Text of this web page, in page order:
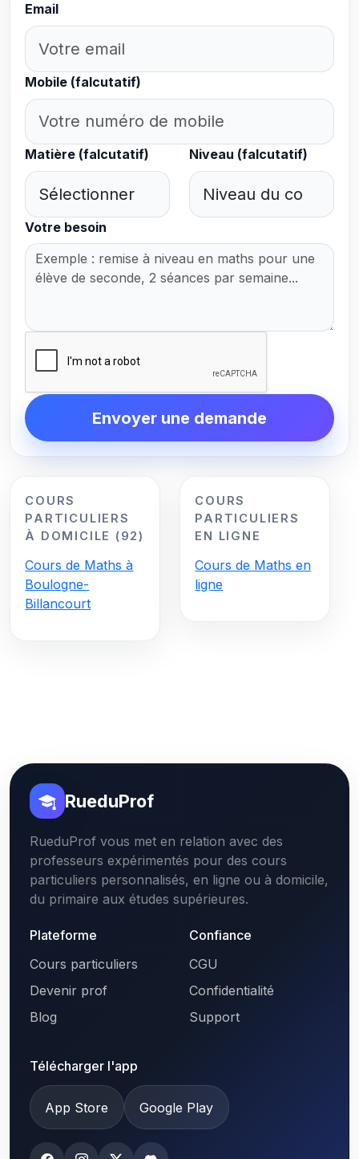
Email
Mobile (falcutatif)
Matière (falcutatif) Niveau (falcutatif)
Votre besoin
Envoyer une demande
COURS
PARTICULIERS
À DOMICILE (92)
Cours de Maths à
Boulogne-
Billancourt
COURS
PARTICULIERS
EN LIGNE
Cours de Maths en
ligne
RueduProf
RueduProf vous met en relation avec des
professeurs expérimentés pour des cours
particuliers personnalisés, en ligne ou à domicile,
du primaire aux études supérieures.
Plateforme
Cours particuliers
Devenir prof
Blog
Confiance
CGU
Confidentialité
Support
Télécharger l'app
App Store Google Play